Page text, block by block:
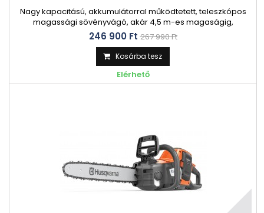
Nagy kapacitású, akkumulátorral működtetett, teleszkópos
magassági sövényvágó, akár 4,5 m-es magaságig,
professzionális használatra. A hosszú, állítható teleszkópos
szár és a szögben állítható vágófejnek köszönhetően
könnyedén vághatjuk a sövényeket.
246 900 Ft‎267 990 Ft‎
Kosárba tesz
Elérhető